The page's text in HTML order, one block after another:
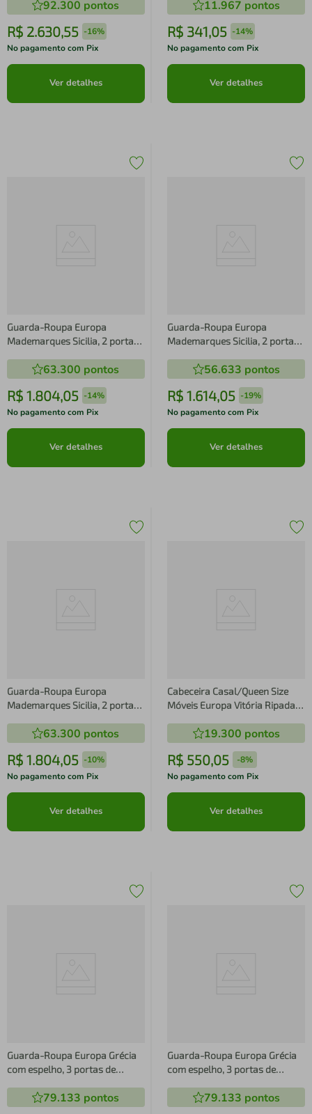
92.300 pontos
R$ 2.630,55 -16%
No pagamento com Pix
Ver detalhes
101cm de largura
11.967 pontos
R$ 341,05 -14%
No pagamento com Pix
Ver detalhes
Guarda-Roupa Europa
Mademarques Sicilia, 2 portas
prateleiras - 210cm de Largura
63.300 pontos
R$ 1.804,05 -14%
No pagamento com Pix
Ver detalhes
Guarda-Roupa Europa
Mademarques Sicilia, 2 portas
prateleiras - 210cm de Largura
56.633 pontos
R$ 1.614,05 -19%
No pagamento com Pix
Ver detalhes
Guarda-Roupa Europa
Mademarques Sicilia, 2 portas
prateleiras - 210cm de Largura
63.300 pontos
R$ 1.804,05 -10%
No pagamento com Pix
Ver detalhes
Cabeceira Casal/Queen Size
Móveis Europa Vitória Ripada
- 166cm de largura
19.300 pontos
R$ 550,05 -8%
No pagamento com Pix
Ver detalhes
Guarda-Roupa Europa Grécia
com espelho, 3 portas de
prateleiras 226 cm de largura
79.133 pontos
Guarda-Roupa Europa Grécia
com espelho, 3 portas de
prateleiras 226 cm de largura
79.133 pontos